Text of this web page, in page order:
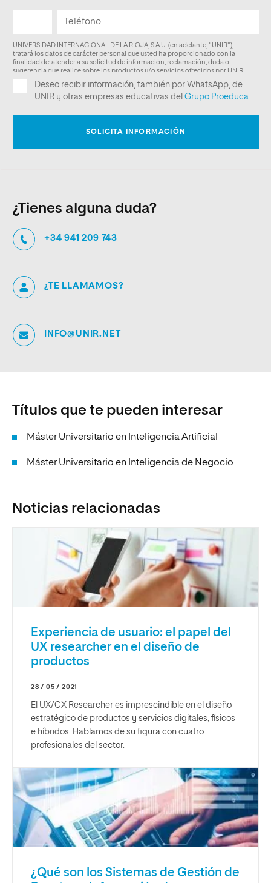
¿Tienes alguna duda?
+34 941 209 743
¿TE LLAMAMOS?
INFO@UNIR.NET
Títulos que te pueden interesar
Máster Universitario en Inteligencia Artificial
Máster Universitario en Inteligencia de Negocio
Noticias relacionadas
Experiencia de usuario: el papel del
UX researcher en el diseño de
productos
28 / 05 / 2021
El UX/CX Researcher es imprescindible en el diseño
estratégico de productos y servicios digitales, físicos
e híbridos. Hablamos de su figura con cuatro
profesionales del sector.
¿Qué son los Sistemas de Gestión de